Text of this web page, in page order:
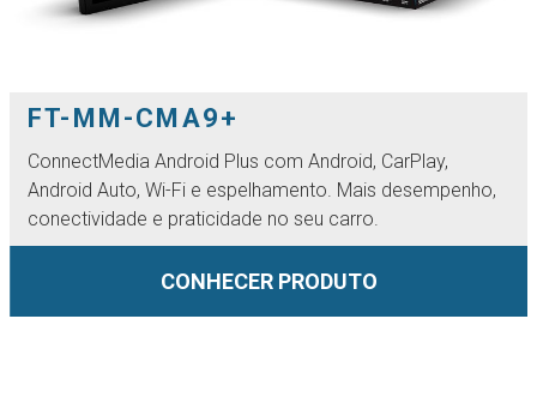
FT-MM-CMA9+
ConnectMedia Android Plus com Android, CarPlay,
Android Auto, Wi-Fi e espelhamento. Mais desempenho,
conectividade e praticidade no seu carro.
CONHECER PRODUTO